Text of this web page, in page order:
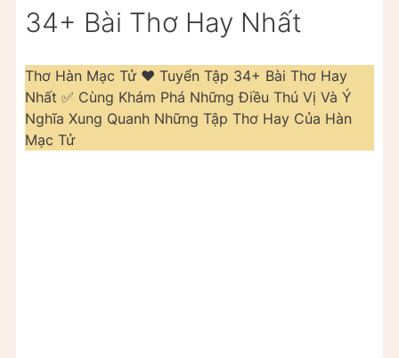
34+ Bài Thơ Hay Nhất
Thơ Hàn Mạc Tử ❤️️ Tuyển Tập 34+ Bài Thơ Hay
Nhất ✅ Cùng Khám Phá Những Điều Thú Vị Và Ý
Nghĩa Xung Quanh Những Tập Thơ Hay Của Hàn
Mạc Tử